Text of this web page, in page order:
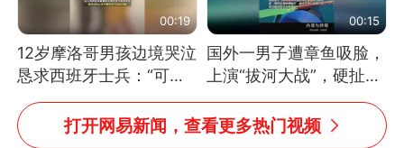
00:19
12岁摩洛哥男孩边境哭泣
恳求西班牙士兵：“可不
可以不要把我遣返回国”
00:15
国外一男子遭章鱼吸脸，
上演“拔河大战”，硬扯加
铁棒敲打方才挣脱
打开网易新闻，查看更多热门视频